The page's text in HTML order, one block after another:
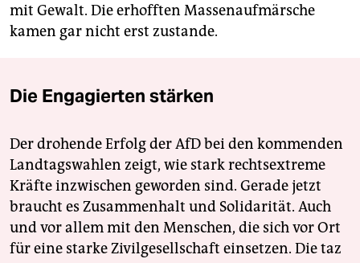
mit Gewalt. Die erhofften Massenaufmärsche
kamen gar nicht erst zustande.
Die Engagierten stärken
Der drohende Erfolg der AfD bei den kommenden
Landtagswahlen zeigt, wie stark rechtsextreme
Kräfte inzwischen geworden sind. Gerade jetzt
braucht es Zusammenhalt und Solidarität. Auch
und vor allem mit den Menschen, die sich vor Ort
für eine starke Zivilgesellschaft einsetzen. Die taz